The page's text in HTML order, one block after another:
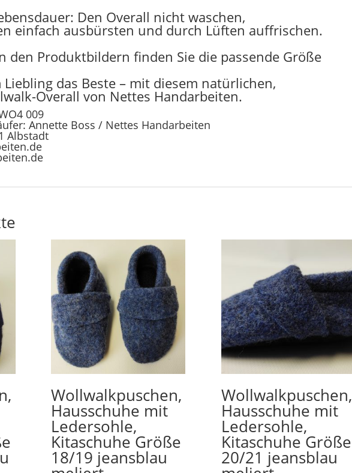
Den Overall nicht waschen,
einfach ausbürsten und durch Lüften auffrischen.
den Produktbildern finden Sie die passende Größe
Liebling das Beste – mit diesem natürlichen,
Overall von Nettes Handarbeiten.
009
Annette Boss / Nettes Handarbeiten
Albstadt
Wollwalkpuschen,
Hausschuhe mit
Ledersohle,
Kitaschuhe Größe
18/19 jeansblau
Wollwalkpuschen,
Hausschuhe mit
Ledersohle,
Kitaschuhe Größe
20/21 jeansblau